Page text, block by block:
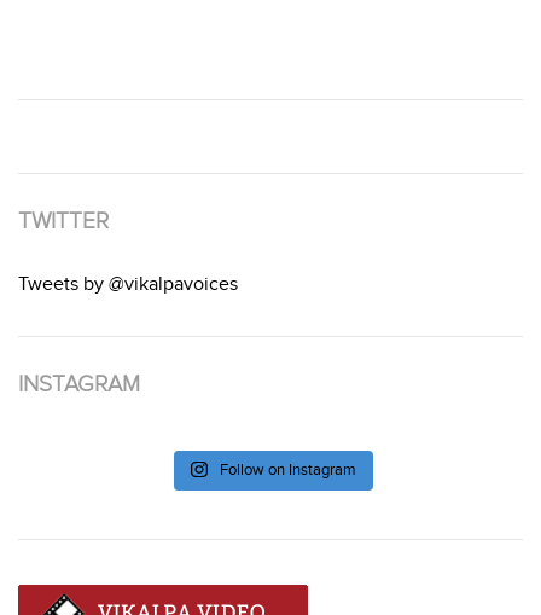
TWITTER
Tweets by @vikalpavoices
INSTAGRAM
Follow on Instagram